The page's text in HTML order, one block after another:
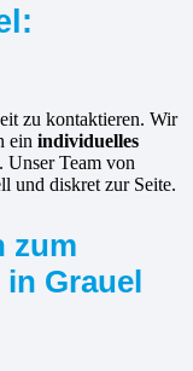
zu kontaktieren. Wir
ein individuelles
Team von
und diskret zur Seite.
zum
Grauel